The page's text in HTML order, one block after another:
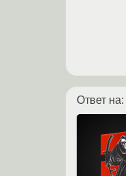
Ответ на: